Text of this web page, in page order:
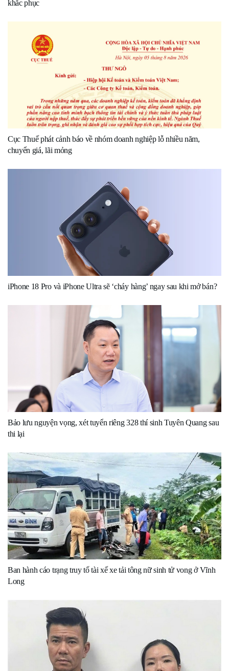
khắc phục
Cục Thuế phát cảnh báo về nhóm doanh nghiệp lỗ nhiều năm,
chuyển giá, lãi mỏng
iPhone 18 Pro và iPhone Ultra sẽ ‘cháy hàng’ ngay sau khi mở bán?
Bảo lưu nguyện vọng, xét tuyển riêng 328 thí sinh Tuyên Quang sau
thi lại
Ban hành cáo trạng truy tố tài xế xe tải tông nữ sinh tử vong ở Vĩnh
Long